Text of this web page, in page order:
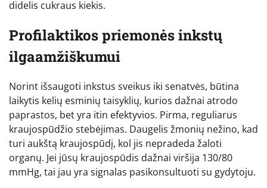
didelis cukraus kiekis.
Profilaktikos priemonės inkstų
ilgaamžiškumui
Norint išsaugoti inkstus sveikus iki senatvės, būtina
laikytis kelių esminių taisyklių, kurios dažnai atrodo
paprastos, bet yra itin efektyvios. Pirma, reguliarus
kraujospūdžio stebėjimas. Daugelis žmonių nežino, kad
turi aukštą kraujospūdį, kol jis nepradeda žaloti
organų. Jei jūsų kraujospūdis dažnai viršija 130/80
mmHg, tai jau yra signalas pasikonsultuoti su gydytoju.